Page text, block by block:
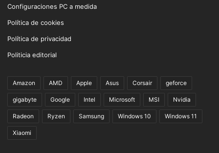
Configuraciones PC a medida
Política de cookies
Política de privacidad
Politicia editorial
Amazon AMD Apple Asus Corsair geforce
gigabyte Google Intel Microsoft MSI Nvidia
Radeon Ryzen Samsung Windows 10 Windows 11
Xiaomi